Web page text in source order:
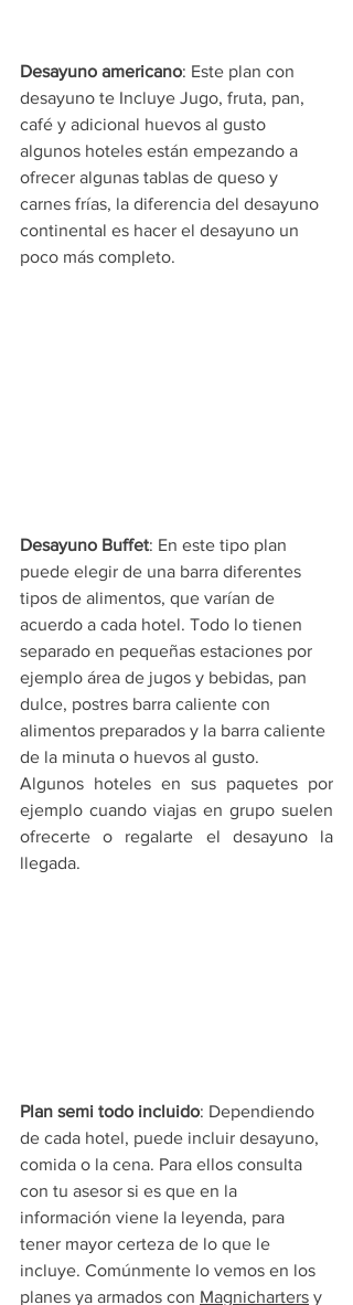
Desayuno americano: Este plan con
desayuno te Incluye Jugo, fruta, pan,
café y adicional huevos al gusto
algunos hoteles están empezando a
ofrecer algunas tablas de queso y
carnes frías, la diferencia del desayuno
continental es hacer el desayuno un
poco más completo.
Desayuno Buffet: En este tipo plan
puede elegir de una barra diferentes
tipos de alimentos, que varían de
acuerdo a cada hotel. Todo lo tienen
separado en pequeñas estaciones por
ejemplo área de jugos y bebidas, pan
dulce, postres barra caliente con
alimentos preparados y la barra caliente
de la minuta o huevos al gusto.
Algunos hoteles en sus paquetes por
ejemplo cuando viajas en grupo suelen
ofrecerte o regalarte el desayuno la
llegada.
Plan semi todo incluido: Dependiendo
de cada hotel, puede incluir desayuno,
comida o la cena. Para ellos consulta
con tu asesor si es que en la
información viene la leyenda, para
tener mayor certeza de lo que le
incluye. Comúnmente lo vemos en los
planes ya armados con Magnicharters y